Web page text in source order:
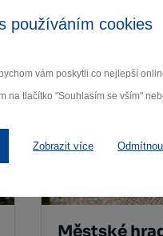
používáním cookies
vám poskytli co nejlepší
na tlačítko "Souhlasím se vším"
Zobrazit více
Městské